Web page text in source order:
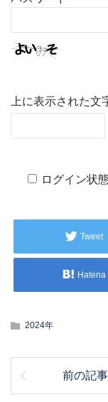
上に表示された文
ログイン状
Tweet
Hatena
2024年
前の記事